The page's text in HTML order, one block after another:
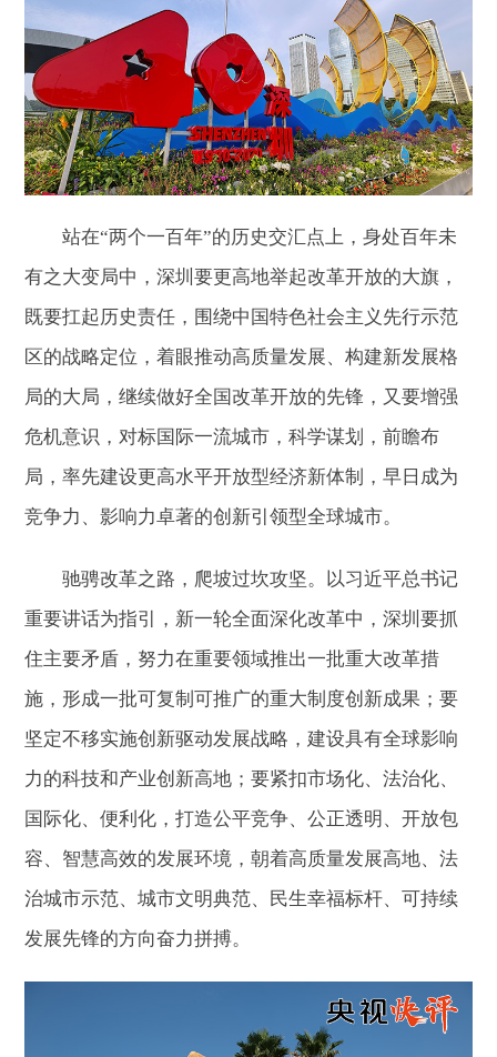
站在“两个一百年”的历史交汇点上，身处百年未
有之大变局中，深圳要更高地举起改革开放的大旗，
既要扛起历史责任，围绕中国特色社会主义先行示范
区的战略定位，着眼推动高质量发展、构建新发展格
局的大局，继续做好全国改革开放的先锋，又要增强
危机意识，对标国际一流城市，科学谋划，前瞻布
局，率先建设更高水平开放型经济新体制，早日成为
竞争力、影响力卓著的创新引领型全球城市。
驰骋改革之路，爬坡过坎攻坚。以习近平总书记
重要讲话为指引，新一轮全面深化改革中，深圳要抓
住主要矛盾，努力在重要领域推出一批重大改革措
施，形成一批可复制可推广的重大制度创新成果；要
坚定不移实施创新驱动发展战略，建设具有全球影响
力的科技和产业创新高地；要紧扣市场化、法治化、
国际化、便利化，打造公平竞争、公正透明、开放包
容、智慧高效的发展环境，朝着高质量发展高地、法
治城市示范、城市文明典范、民生幸福标杆、可持续
发展先锋的方向奋力拼搏。